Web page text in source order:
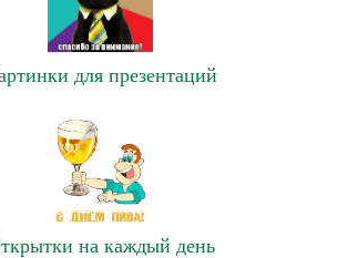
для презентаций
на каждый день